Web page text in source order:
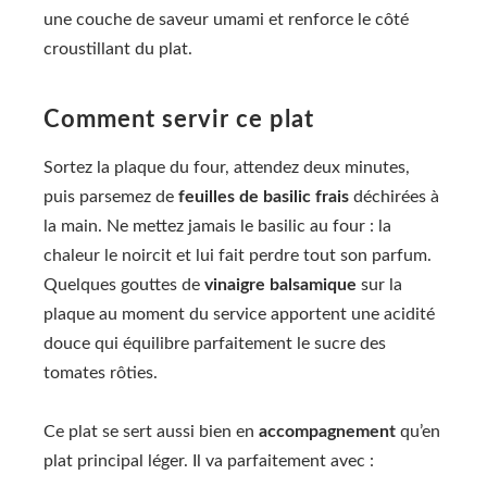
une couche de saveur umami et renforce le côté
croustillant du plat.
Comment servir ce plat
Sortez la plaque du four, attendez deux minutes,
puis parsemez de feuilles de basilic frais déchirées à
la main. Ne mettez jamais le basilic au four : la
chaleur le noircit et lui fait perdre tout son parfum.
Quelques gouttes de vinaigre balsamique sur la
plaque au moment du service apportent une acidité
douce qui équilibre parfaitement le sucre des
tomates rôties.
Ce plat se sert aussi bien en accompagnement qu’en
plat principal léger. Il va parfaitement avec :